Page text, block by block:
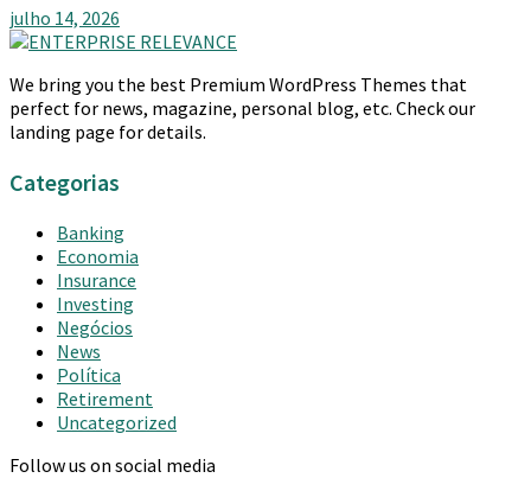
julho 14, 2026
We bring you the best Premium WordPress Themes that
perfect for news, magazine, personal blog, etc. Check our
landing page for details.
Categorias
Banking
Economia
Insurance
Investing
Negócios
News
Política
Retirement
Uncategorized
Follow us on social media